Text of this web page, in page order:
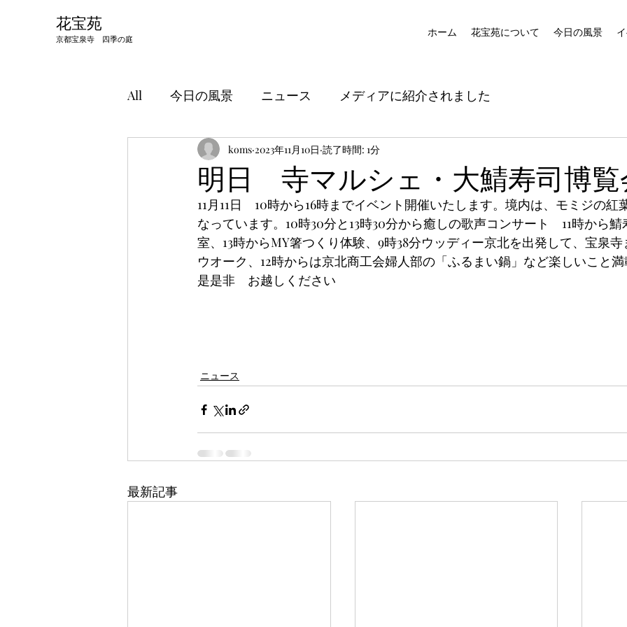
​花宝苑
京都宝泉寺 四季の庭
ホーム 花宝苑について 今日の風景
All 今日の風景 ニュース メディアに紹介されました
明日 寺マルシェ・大鯖寿司博覧
koms 2023年11月10日 読了時間: 1分
11月11日　10時から16時までイベント開催いたします。境内は、モミジの紅
なっています。10時30分と13時30分から癒しの歌声コンサート　11時から
室、13時からMY箸つくり体験、9時38分ウッディー京北を出発して、宝泉
ウオーク、12時からは京北商工会婦人部の「ふるまい鍋」など楽しいこと満
是是非　お越しください
ニュース
最新記事